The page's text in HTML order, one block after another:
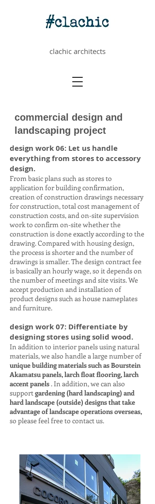
clachic architects
commercial design and
landscaping project
design work 06: Let us handle
everything from stores to accessory
design.
From basic plans such as stores to
application for building confirmation,
creation of construction drawings necessary
for construction, total cost management of
construction costs, and on-site supervision
work to confirm on-site whether the
construction is done exactly according to the
drawing. Compared with housing design,
the process is shorter and the number of
drawings is smaller. The design contract fee
is basically an hourly wage, so it depends on
the number of meetings and site visits. We
accept production and installation of
product designs such as house nameplates
and furniture.
design work 07: Differentiate by
designing stores using solid wood.
In addition to interior panels using natural
materials, we also handle a large number of
unique building materials such as Bourstein
Akamatsu panels, larch float flooring, larch
accent panels. In addition, we can also
supportgardening (hard landscaping) and
hard landscape (outside) designs that take
advantage of landscape operations overseas,
so please feel free to contact us.